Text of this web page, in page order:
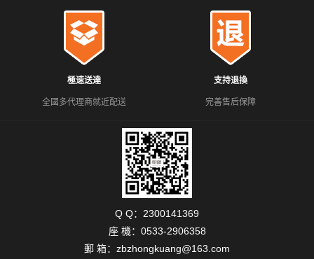
極速送達
全國多代理商就近配送
支持退換
完善售后保障
Q Q：2300141369
座 機： 0533-2906358
郵 箱： zbzhongkuang@163.com